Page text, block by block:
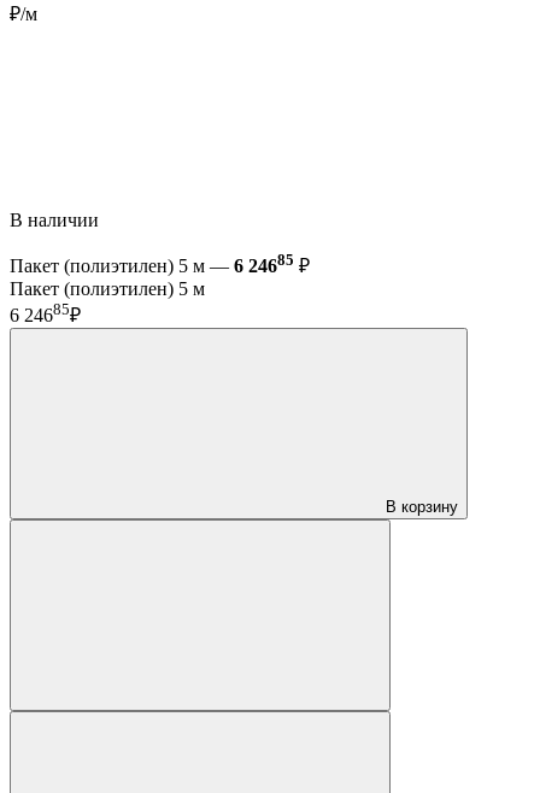
₽/м
В наличии
Пакет (полиэтилен) 5 м — 6 24685 ₽
Пакет (полиэтилен) 5 м
6 24685₽
В корзину